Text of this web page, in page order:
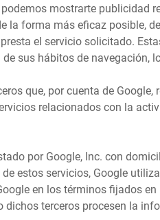
mostrarte publicidad
la forma más eficaz posible,
el servicio solicitado.
sus hábitos de navegación,
que, por cuenta de
relacionados con la
por Google, Inc. con
estos servicios, Google
en los términos fijados
terceros procesen la